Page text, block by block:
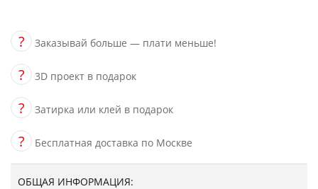
? Заказывай больше — плати меньше!
? 3D проект в подарок
? Затирка или клей в подарок
? Бесплатная доставка по Москве
ОБЩАЯ ИНФОРМАЦИЯ: